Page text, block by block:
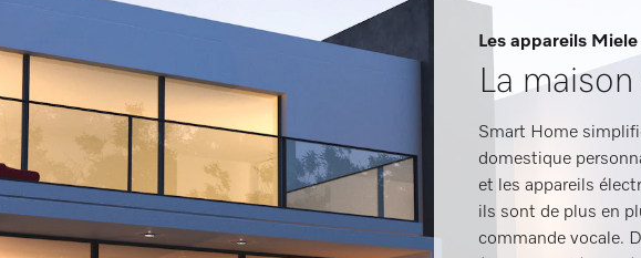
Les appareils
La
Smart Home
domestique
et les appareils
ils sont de plus en
commande vocale.